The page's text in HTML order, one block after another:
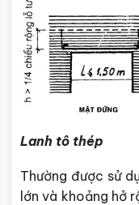
Lanh tô thép
Thường được sử
lớn và khoảng hở